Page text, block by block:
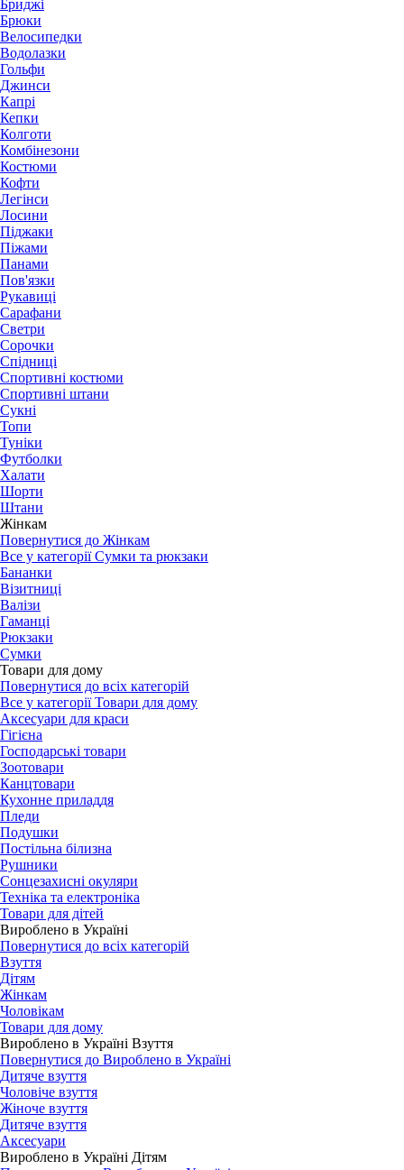
Бриджі
Брюки
Велосипедки
Водолазки
Гольфи
Джинси
Капрі
Кепки
Колготи
Комбінезони
Костюми
Кофти
Легінси
Лосини
Піджаки
Піжами
Панами
Пов'язки
Рукавиці
Сарафани
Светри
Сорочки
Спідниці
Спортивні костюми
Спортивні штани
Сукні
Топи
Туніки
Футболки
Халати
Шорти
Штани
Жінкам
Повернутися до Жінкам
Все у категорії Сумки та рюкзаки
Бананки
Візитниці
Валізи
Гаманці
Рюкзаки
Сумки
Товари для дому
Повернутися до всіх категорій
Все у категорії Товари для дому
Аксесуари для краси
Гігієна
Господарські товари
Зоотовари
Канцтовари
Кухонне приладдя
Пледи
Подушки
Постільна білизна
Рушники
Сонцезахисні окуляри
Техніка та електроніка
Товари для дітей
Вироблено в Україні
Повернутися до всіх категорій
Взуття
Дітям
Жінкам
Чоловікам
Товари для дому
Вироблено в Україні Взуття
Повернутися до Вироблено в Україні
Дитяче взуття
Чоловіче взуття
Жіноче взуття
Дитяче взуття
Аксесуари
Вироблено в Україні Дітям